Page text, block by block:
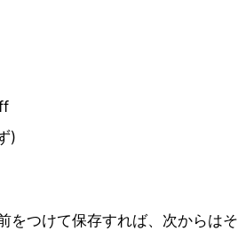
)
をつけて保存すれば、次からは